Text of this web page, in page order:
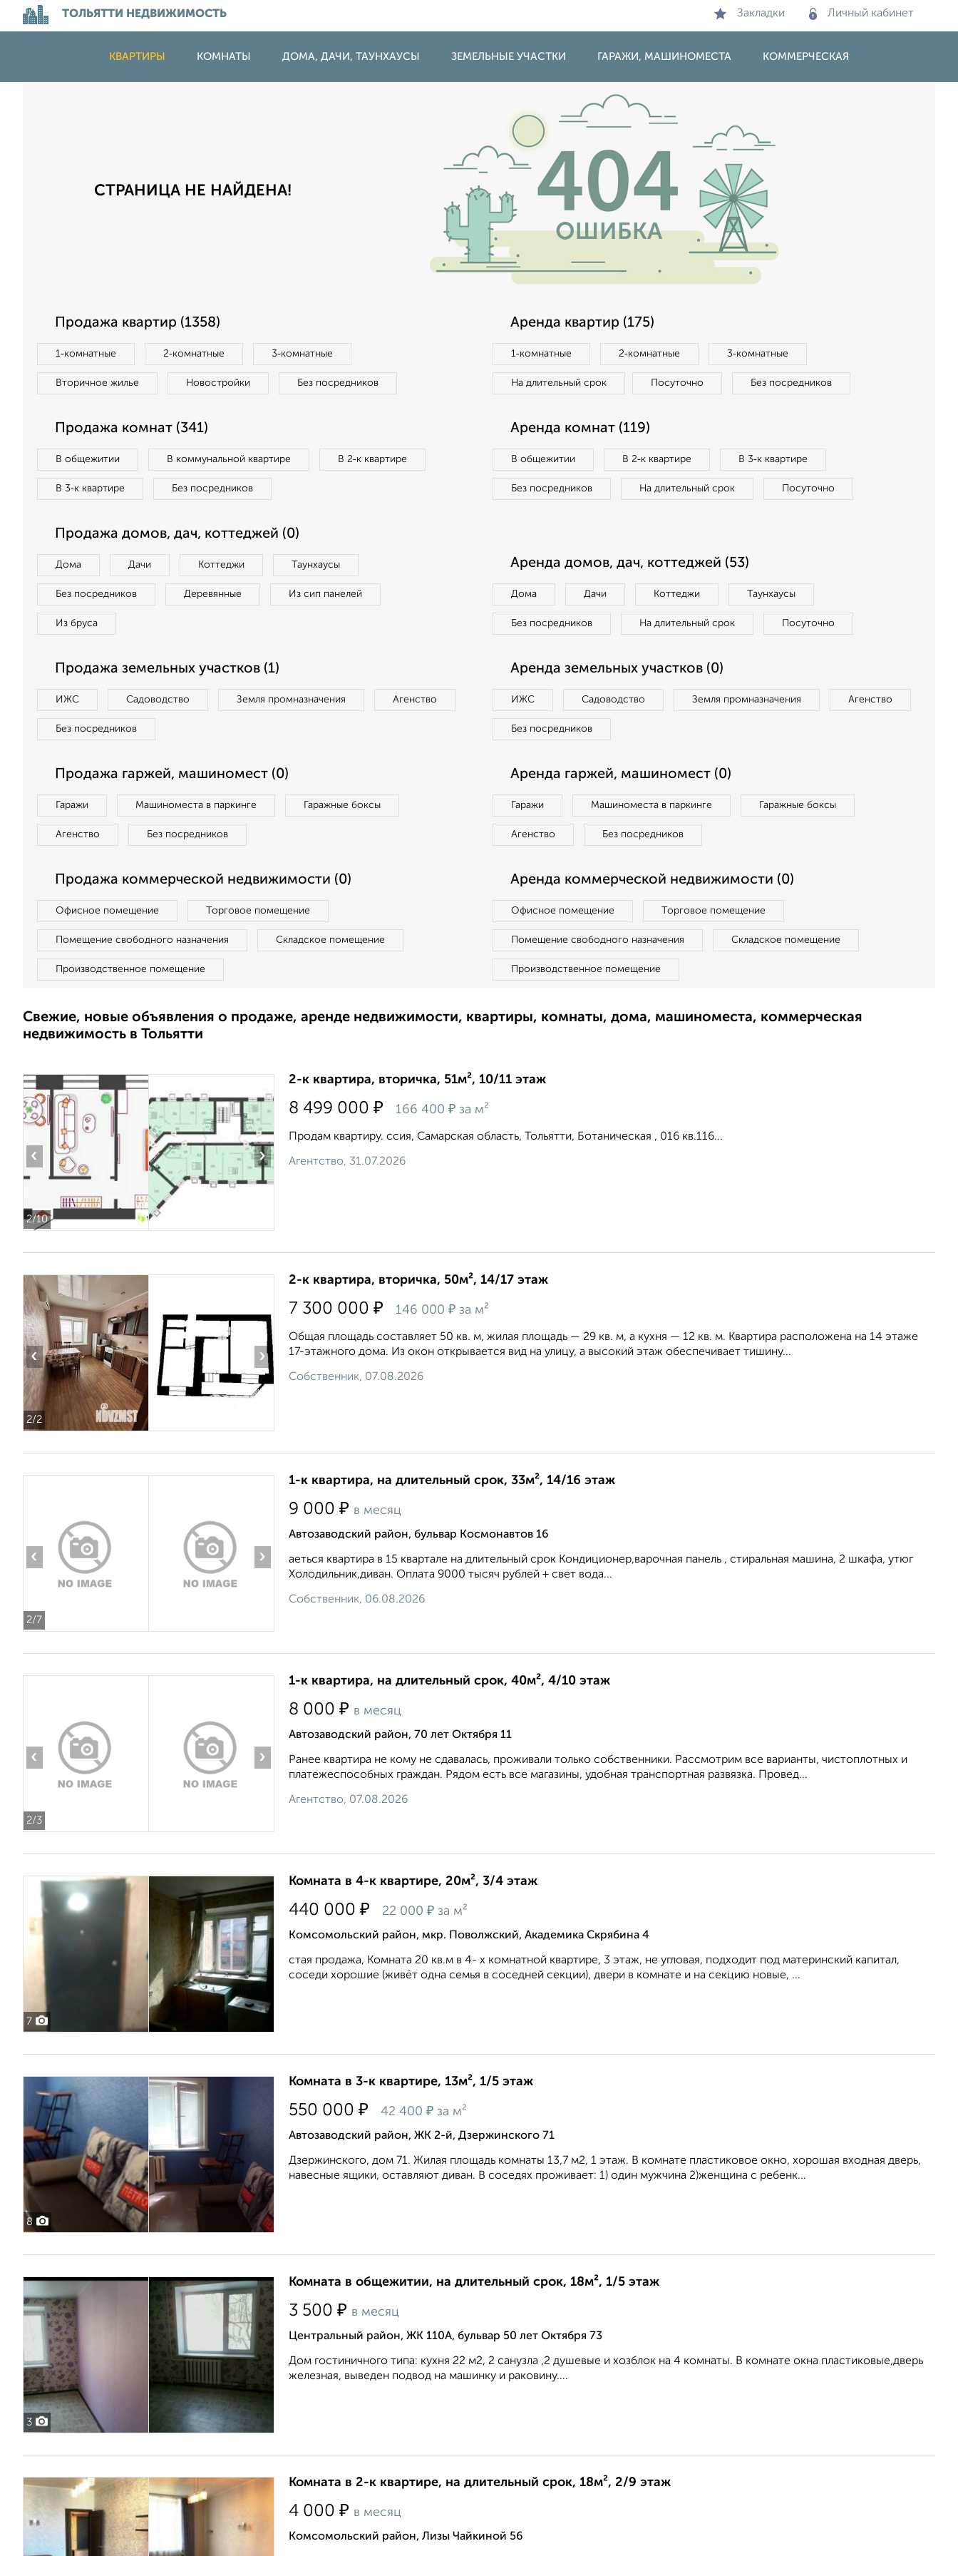
ТОЛЬЯТТИ НЕДВИЖИМОСТЬ Закладки Личный кабинет
КВАРТИРЫ КОМНАТЫ ДОМА, ДАЧИ, ТАУНХАУСЫ ЗЕМЕЛЬНЫЕ УЧАСТКИ ГАРАЖИ, МАШИНОМЕСТА КОММЕРЧЕСКАЯ
СТРАНИЦА НЕ НАЙДЕНА!
Продажа квартир (1358)
1‑комнатные 2‑комнатные 3‑комнатные
Вторичное жилье Новостройки Без посредников
Аренда квартир (175)
1‑комнатные 2‑комнатные 3‑комнатные
На длительный срок Посуточно Без посредников
Продажа комнат (341)
В общежитии В коммунальной квартире В 2‑к квартире
В 3‑к квартире Без посредников
Аренда комнат (119)
В общежитии В 2‑к квартире В 3‑к квартире
Без посредников На длительный срок Посуточно
Продажа домов, дач, коттеджей (0)
Дома Дачи Коттеджи Таунхаусы
Без посредников Деревянные Из сип панелей
Из бруса
Аренда домов, дач, коттеджей (53)
Дома Дачи Коттеджи Таунхаусы
Без посредников На длительный срок Посуточно
Продажа земельных участков (1)
ИЖС Садоводство Земля промназначения Агенство
Без посредников
Аренда земельных участков (0)
ИЖС Садоводство Земля промназначения Агенство
Без посредников
Продажа гаржей, машиномест (0)
Гаражи Машиноместа в паркинге Гаражные боксы
Агенство Без посредников
Аренда гаржей, машиномест (0)
Гаражи Машиноместа в паркинге Гаражные боксы
Агенство Без посредников
Продажа коммерческой недвижимости (0)
Офисное помещение Торговое помещение
Помещение свободного назначения Складское помещение
Производственное помещение
Аренда коммерческой недвижимости (0)
Офисное помещение Торговое помещение
Помещение свободного назначения Складское помещение
Производственное помещение
Свежие, новые объявления о продаже, аренде недвижимости, квартиры, комнаты, дома, машиноместа, коммерческая
недвижимость в Тольятти
2/10
‹ ›
2-к квартира, вторичка, 51м², 10/11 этаж
8 499 000 ₽ 166 400 ₽ за м²
Продам квартиру. ссия, Самарская область, Тольятти, Ботаническая , 016 кв.116...
Агентство, 31.07.2026
2/2
‹ ›
2-к квартира, вторичка, 50м², 14/17 этаж
7 300 000 ₽ 146 000 ₽ за м²
Общая площадь составляет 50 кв. м, жилая площадь — 29 кв. м, а кухня — 12 кв. м. Квартира расположена на 14 этаже
17-этажного дома. Из окон открывается вид на улицу, а высокий этаж обеспечивает тишину...
Собственник, 07.08.2026
2/7
‹ ›
1-к квартира, на длительный срок, 33м², 14/16 этаж
9 000 ₽ в месяц
Автозаводский район, бульвар Космонавтов 16
аеться квартира в 15 квартале на длительный срок Кондиционер,варочная панель , стиральная машина, 2 шкафа, утюг
Холодильник,диван. Оплата 9000 тысяч рублей + свет вода...
Собственник, 06.08.2026
2/3
‹ ›
1-к квартира, на длительный срок, 40м², 4/10 этаж
8 000 ₽ в месяц
Автозаводский район, 70 лет Октября 11
Ранее квартира не кому не сдавалась, проживали только собственники. Рассмотрим все варианты, чистоплотных и
платежеспособных граждан. Рядом есть все магазины, удобная транспортная развязка. Провед...
Агентство, 07.08.2026
7
Комната в 4-к квартире, 20м², 3/4 этаж
440 000 ₽ 22 000 ₽ за м²
Комсомольский район, мкр. Поволжский, Академика Скрябина 4
стая продажа, Комната 20 кв.м в 4- х комнатной квартире, 3 этаж, не угловая, подходит под материнский капитал,
соседи хорошие (живёт одна семья в соседней секции), двери в комнате и на секцию новые, ...
8
Комната в 3-к квартире, 13м², 1/5 этаж
550 000 ₽ 42 400 ₽ за м²
Автозаводский район, ЖК 2-й, Дзержинского 71
Дзержинского, дом 71. Жилая площадь комнаты 13,7 м2, 1 этаж. В комнате пластиковое окно, хорошая входная дверь,
навесные ящики, оставляют диван. В соседях проживает: 1) один мужчина 2)женщина с ребенк...
3
Комната в общежитии, на длительный срок, 18м², 1/5 этаж
3 500 ₽ в месяц
Центральный район, ЖК 110А, бульвар 50 лет Октября 73
Дом гостиничного типа: кухня 22 м2, 2 санузла ,2 душевые и хозблок на 4 комнаты. В комнате окна пластиковые,дверь
железная, выведен подвод на машинку и раковину....
Комната в 2-к квартире, на длительный срок, 18м², 2/9 этаж
4 000 ₽ в месяц
Комсомольский район, Лизы Чайкиной 56